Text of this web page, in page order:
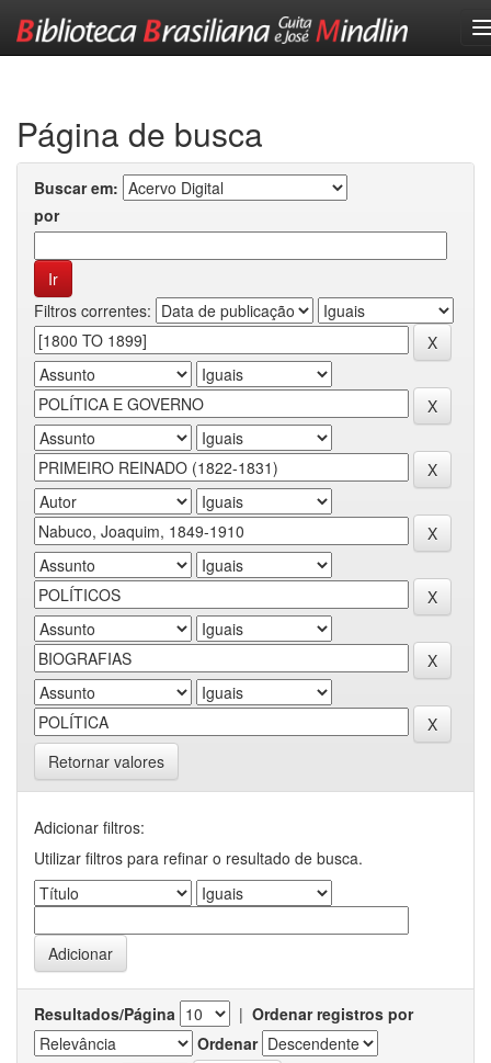
Página de busca
Buscar em:
por
Filtros correntes:
Retornar valores
Adicionar filtros:
Utilizar filtros para refinar o resultado de busca.
Resultados/Página | Ordenar registros por
Ordenar